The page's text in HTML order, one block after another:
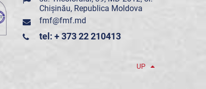
Chișinău, Republica Moldova
fmf@fmf.md
tel: + 373 22 210413
UP